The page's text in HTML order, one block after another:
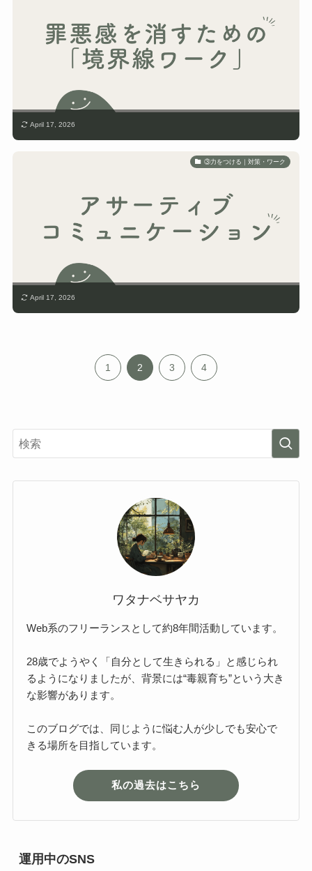
April 17, 2026
③力をつける｜対策・ワーク
April 17, 2026
1 2 3 4
ワタナベサヤカ
Web系のフリーランスとして約8年間活動しています。
28歳でようやく「自分として生きられる」と感じられ
るようになりましたが、背景には“毒親育ち”という大き
な影響があります。
このブログでは、同じように悩む人が少しでも安心で
きる場所を目指しています。
私の過去はこちら
運用中のSNS